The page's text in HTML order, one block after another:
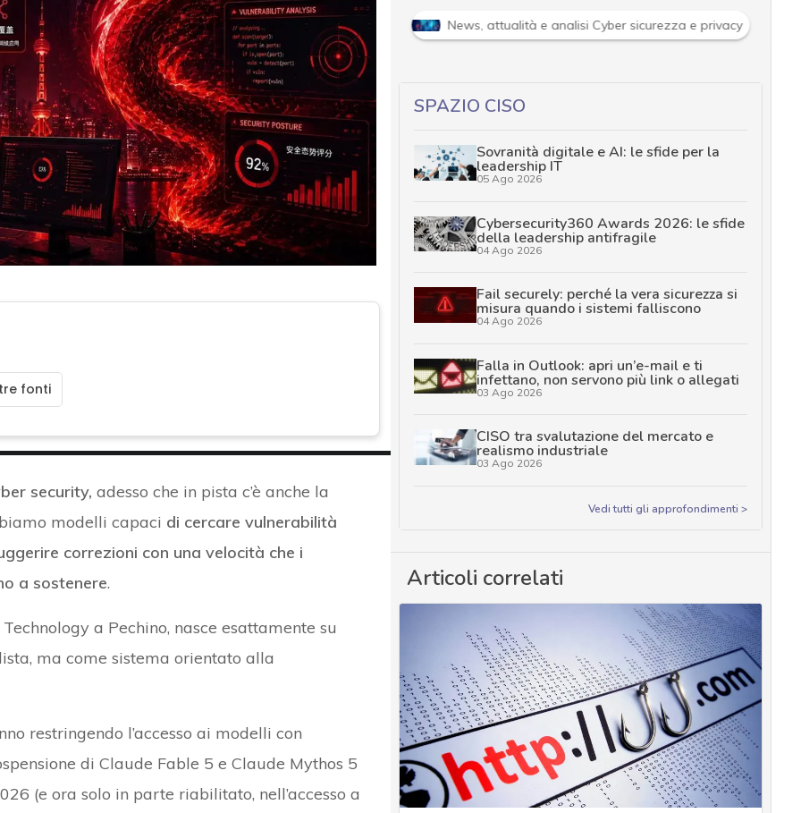
fonti
security, adesso che in pista c’è anche la
modelli capaci di cercare vulnerabilità
correzioni con una velocità che i
a sostenere.
a Pechino, nasce esattamente su
ma come sistema orientato alla
restringendo l’accesso ai modelli con
di Claude Fable 5 e Claude Mythos 5
(e ora solo in parte riabilitato, nell’accesso a
Cybersecurity nazionale News, attualità e analisi
SPAZIO CISO
Sovranità digitale e AI: le sfide per la
leadership IT
05 Ago 2026
Cybersecurity360 Awards 2026: le sfide
della leadership antifragile
04 Ago 2026
Fail securely: perché la vera sicurezza si
misura quando i sistemi falliscono
04 Ago 2026
Falla in Outlook: apri un’e-mail e ti
infettano, non servono più link o allegati
03 Ago 2026
CISO tra svalutazione del mercato e
realismo industriale
03 Ago 2026
Vedi tutti gli approfondimenti >
Articoli correlati